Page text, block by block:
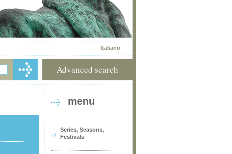
Italiano
Advanced search
menu
Series, Seasons,
Festivals